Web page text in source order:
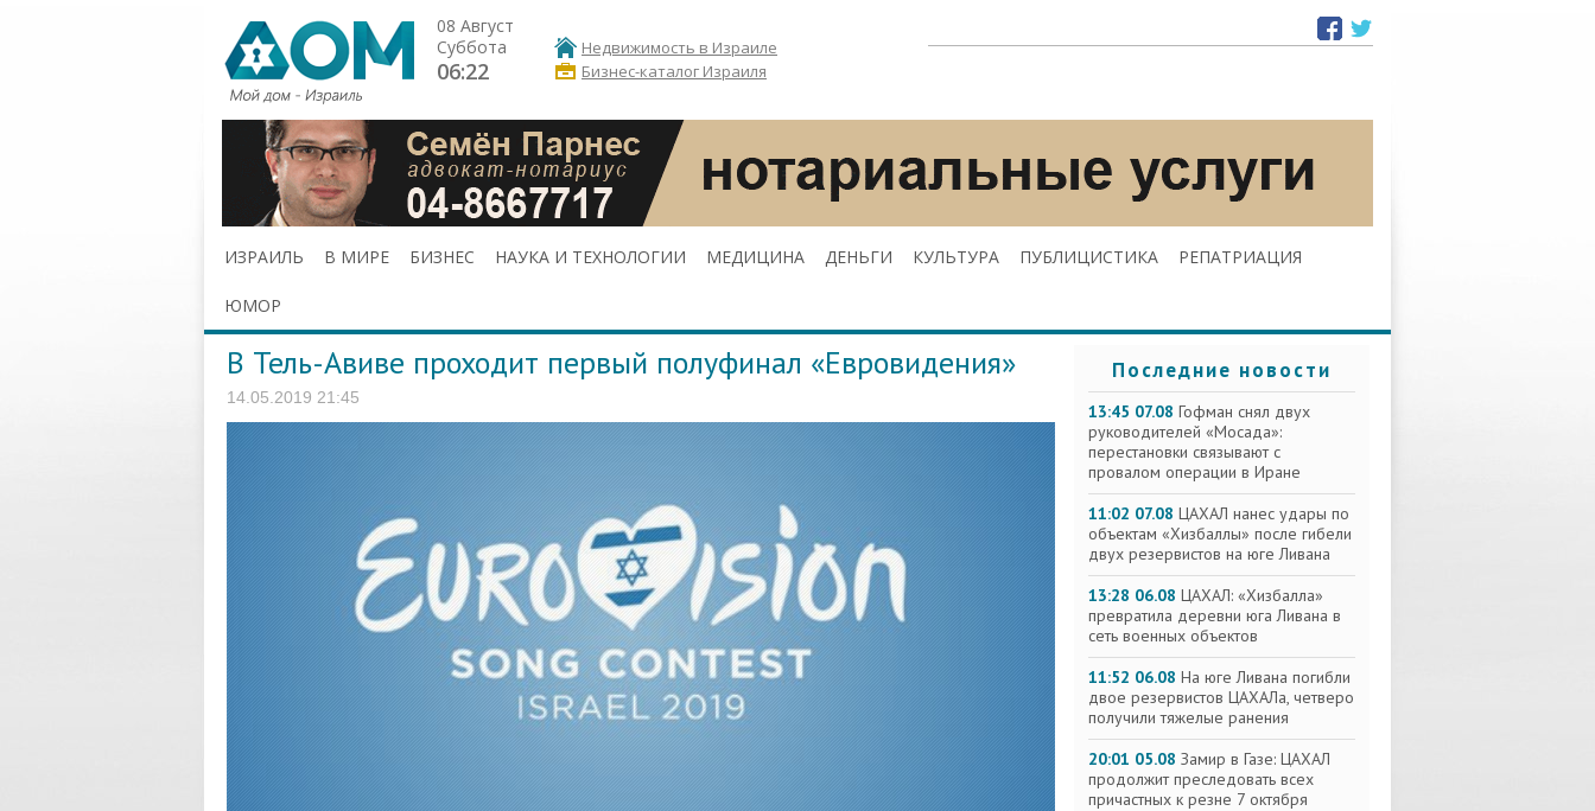
08 Август
Суббота
06:22
Недвижимость в Израиле
Бизнес-каталог Израиля
ИЗРАИЛЬ В МИРЕ БИЗНЕС НАУКА И ТЕХНОЛОГИИ МЕДИЦИНА ДЕНЬГИ КУЛЬТУРА ПУБЛИЦИСТИКА РЕПАТРИАЦИЯ
ЮМОР
В Тель-Авиве проходит первый полуфинал «Евровидения»
14.05.2019 21:45
Последние новости
13:45 07.08 Гофман снял двух
руководителей «Мосада»:
перестановки связывают с
провалом операции в Иране
11:02 07.08 ЦАХАЛ нанес удары по
объектам «Хизбаллы» после гибели
двух резервистов на юге Ливана
13:28 06.08 ЦАХАЛ: «Хизбалла»
превратила деревни юга Ливана в
сеть военных объектов
11:52 06.08 На юге Ливана погибли
двое резервистов ЦАХАЛа, четверо
получили тяжелые ранения
20:01 05.08 Замир в Газе: ЦАХАЛ
продолжит преследовать всех
причастных к резне 7 октября